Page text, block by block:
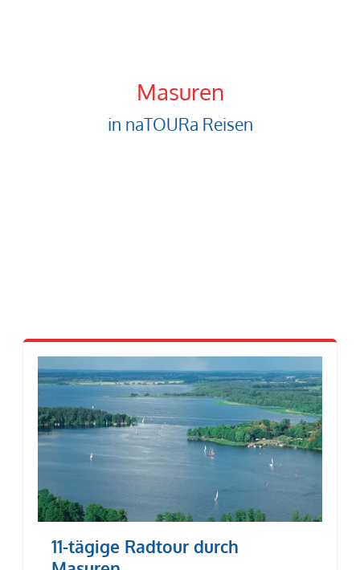
Masuren
in naTOURa Reisen
11-tägige Radtour durch